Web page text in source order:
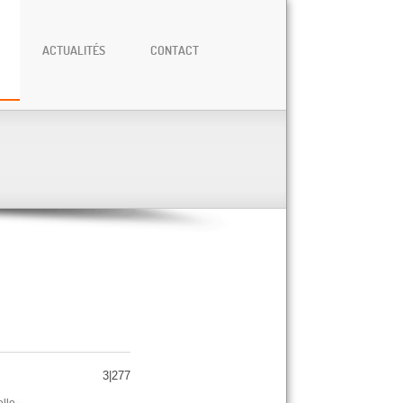
ACTUALITÉS CONTACT
3|277